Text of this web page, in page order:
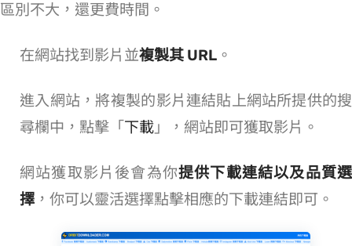
區別不大，還更費時間。
在 Vimeo 網站找到影片並複製其 URL 。
進入 ORBITDownloader 網站，將複製的 Vimeo 影片連結貼上網站所提供的搜
尋欄中，點擊「 下載 」，網站即可獲取影片。
網站獲取影片後會為你提供下載連結以及品質選
擇 ，你可以靈活選擇 —— 點擊相應的下載連結即可。